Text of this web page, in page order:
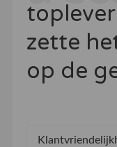
zette
op de